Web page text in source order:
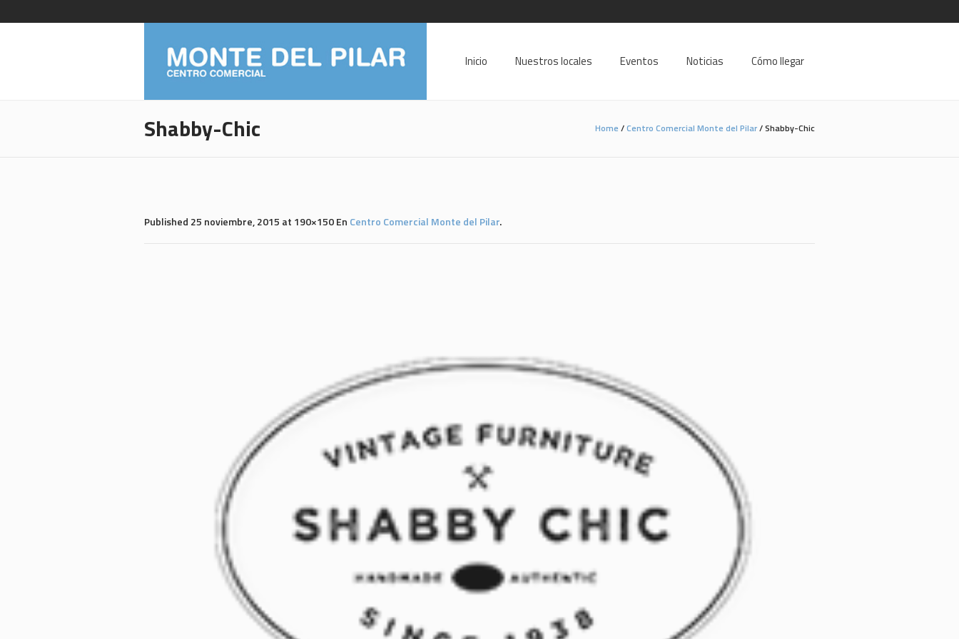
Inicio Nuestros locales Eventos Noticias Cómo llegar
Shabby-Chic Home /Centro Comercial Monte del Pilar/Shabby-Chic
Published 25 noviembre, 2015 at 190×150 En Centro Comercial Monte del Pilar.